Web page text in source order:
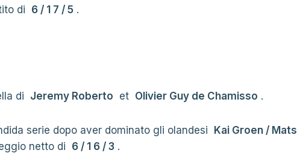
di 6 / 1 7 / 5 .
di Jeremy Roberto et Olivier Guy de Chamisso .
serie dopo aver dominato gli olandesi
Kai Groen / Mats
netto di 6 / 1 6 / 3 .